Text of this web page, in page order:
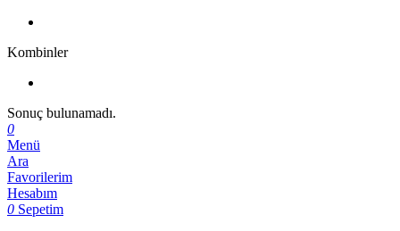
Kombinler
Sonuç bulunamadı.
0
Menü
Ara
Favorilerim
Hesabım
0 Sepetim